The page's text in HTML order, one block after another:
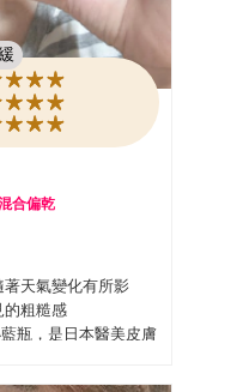
合偏乾
天氣變化有所影
的粗糙感
瓶，是日本醫美皮膚
，搭配親膚Ph4.7滲